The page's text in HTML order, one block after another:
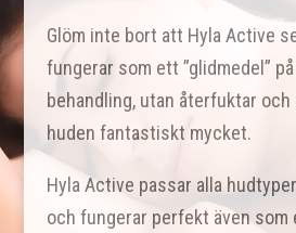
Glöm inte bort att Hyla Active
fungerar som ett ”glidmedel”
behandling, utan återfuktar
huden fantastiskt mycket.
Hyla Active passar alla
och fungerar perfekt även